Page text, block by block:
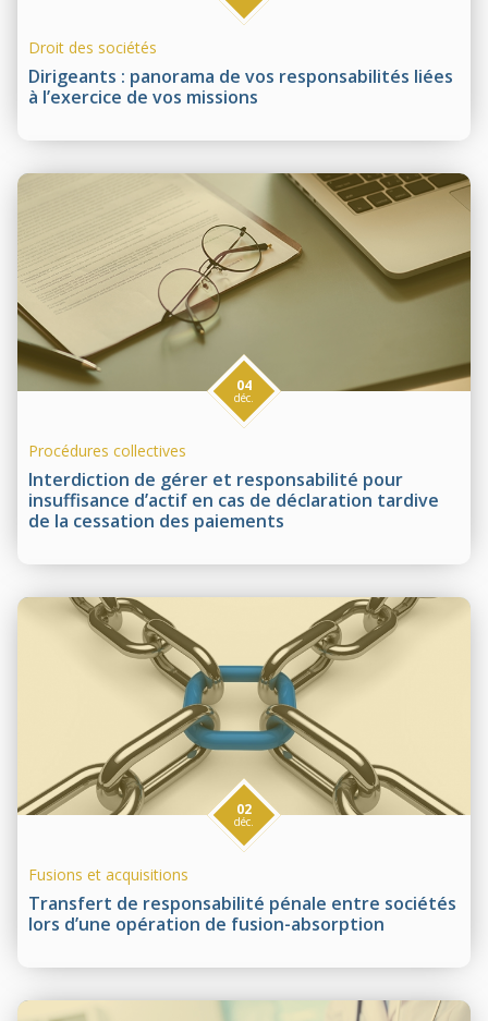
Dirigeants : panorama de vos responsabilités liées
à l’exercice de vos missions
Droit des sociétés
Interdiction de gérer et responsabilité pour
insuffisance d’actif en cas de déclaration tardive
de la cessation des paiements
04
déc.
Procédures collectives
Transfert de responsabilité pénale entre sociétés
lors d’une opération de fusion-absorption
02
déc.
Fusions et acquisitions